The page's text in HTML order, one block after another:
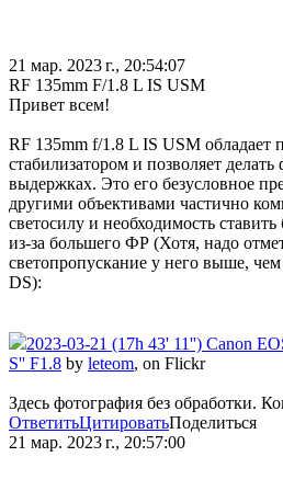
21 мар. 2023 г., 20:54:07
RF 135mm F/1.8 L IS USM
Привет всем!
RF 135mm f/1.8 L IS USM обладает
стабилизатором и позволяет
выдержках. Это его безусловное
другими объективами частично
светосилу и необходимость
из-за большего ФР (Хотя, надо
светопропускание у него выше,
DS):
2023-03-21 (17h 43' 11'') Canon
S'' F1.8 by leteom, on Flickr
Здесь фотография без обработки.
ОтветитьЦитироватьПоделиться
21 мар. 2023 г., 20:57:00